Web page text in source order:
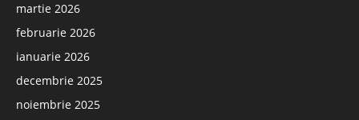
martie 2026
februarie 2026
ianuarie 2026
decembrie 2025
noiembrie 2025